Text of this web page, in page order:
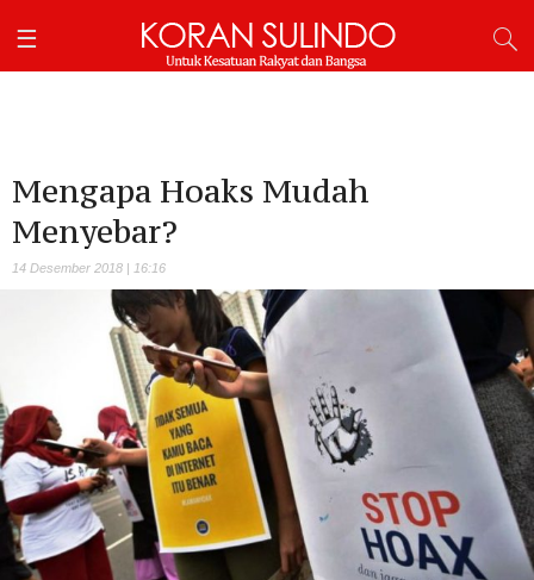
Mengapa Hoaks Mudah
Menyebar?
14 Desember 2018 | 16:16